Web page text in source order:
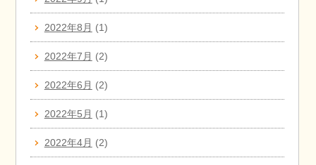
2022年8月 (1)
2022年7月 (2)
2022年6月 (2)
2022年5月 (1)
2022年4月 (2)